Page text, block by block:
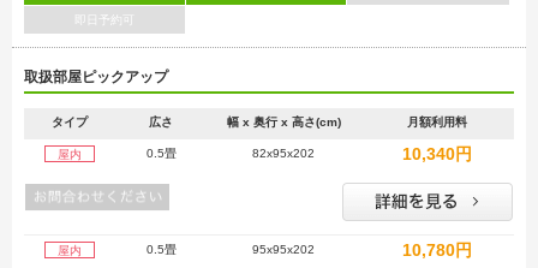
即日予約可
取扱部屋ピックアップ
タイプ 広さ 幅 x 奥行 x 高さ(cm) 月額利用料
屋内 0.5畳 82x95x202 10,340円
屋内 0.5畳 95x95x202 10,780円